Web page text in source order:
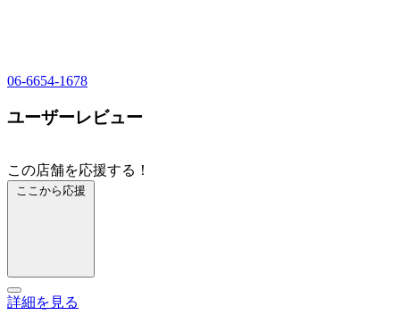
06-6654-1678
ユーザーレビュー
この店舗を応援する！
ここから応援
詳細を見る